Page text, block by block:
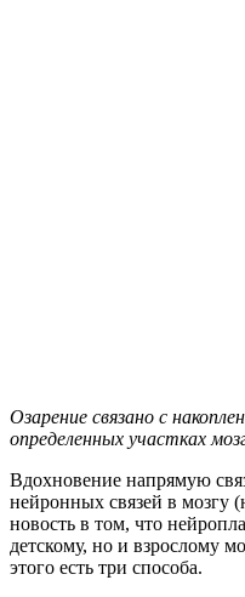
Озарение связано с
определенных участках
Вдохновение напрямую
нейронных связей в мозгу
новость в том, что
детскому, но и взрослому
этого есть три способа.